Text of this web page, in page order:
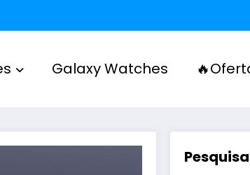
Galaxy Watches